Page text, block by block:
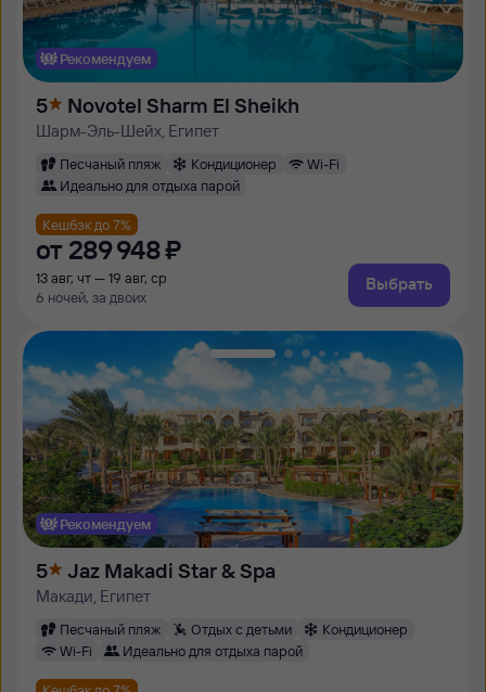
Рекомендуем
5 Novotel Sharm El Sheikh
Шарм-Эль-Шейх, Египет
Песчаный пляж Кондиционер
Wi-Fi
Идеально для отдыха парой
Кешбэк до 7%
от 289 ⁠948 ⁠₽
13 авг, чт — 19 авг, ср
6 ночей, за двоих
Выбрать
Рекомендуем
5 Jaz Makadi Star & Spa
Макади, Египет
Песчаный пляж Отдых с детьми
Кондиционер
Wi-Fi
Идеально для отдыха парой